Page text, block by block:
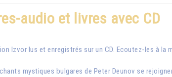
audio et livres avec CD
Izvor lus et enregistrés sur un CD. Ecoutez-les à la
mystiques bulgares de Peter Deunov se